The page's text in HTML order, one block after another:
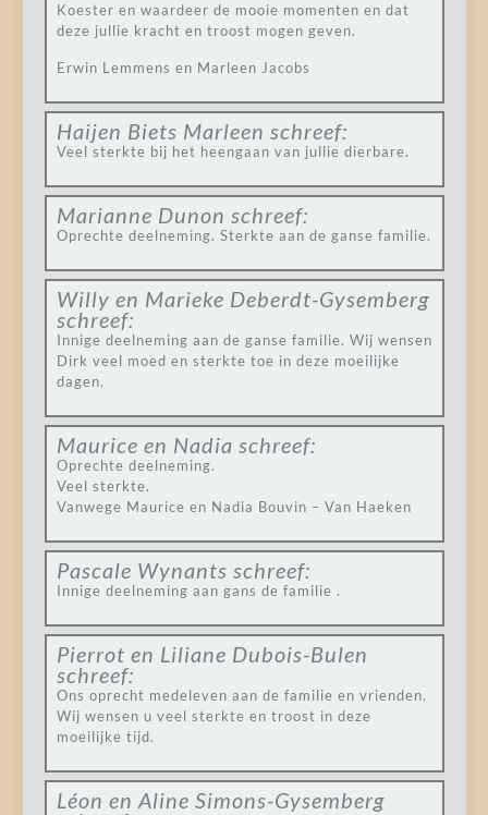
Koester en waardeer de mooie momenten en dat
deze jullie kracht en troost mogen geven.
Erwin Lemmens en Marleen Jacobs
Haijen Biets Marleen schreef:
Veel sterkte bij het heengaan van jullie dierbare.
Marianne Dunon schreef:
Oprechte deelneming. Sterkte aan de ganse familie.
Willy en Marieke Deberdt-Gysemberg
schreef:
Innige deelneming aan de ganse familie. Wij wensen
Dirk veel moed en sterkte toe in deze moeilijke
dagen.
Maurice en Nadia schreef:
Oprechte deelneming.
Veel sterkte.
Vanwege Maurice en Nadia Bouvin – Van Haeken
Pascale Wynants schreef:
Innige deelneming aan gans de familie .
Pierrot en Liliane Dubois-Bulen
schreef:
Ons oprecht medeleven aan de familie en vrienden.
Wij wensen u veel sterkte en troost in deze
moeilijke tijd.
Léon en Aline Simons-Gysemberg